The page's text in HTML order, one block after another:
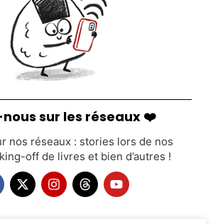
sur les réseaux ❤️
nos réseaux : stories lors de nos
off de livres et bien d’autres !